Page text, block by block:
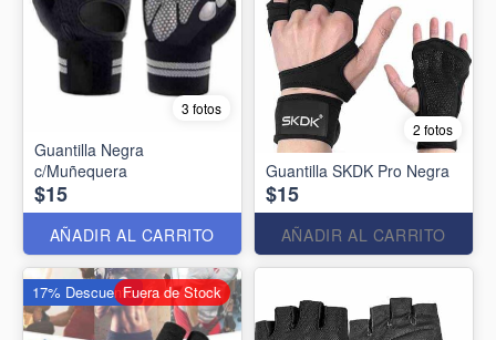
3 fotos
Guantilla Negra
c/Muñequera
$15
AÑADIR AL CARRITO
2 fotos
Guantilla SKDK Pro Negra
$15
AÑADIR AL CARRITO
17% DescuentoFuera de Stock